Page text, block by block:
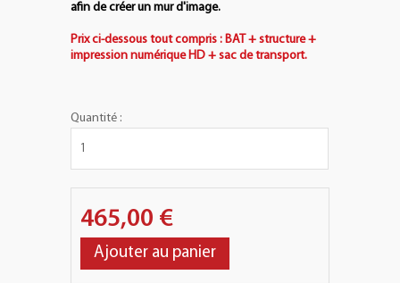
afin de créer un mur d'image.
Prix ci-dessous tout compris : BAT + structure +
impression numérique HD + sac de transport.
Quantité :
465,00 €
Ajouter au panier